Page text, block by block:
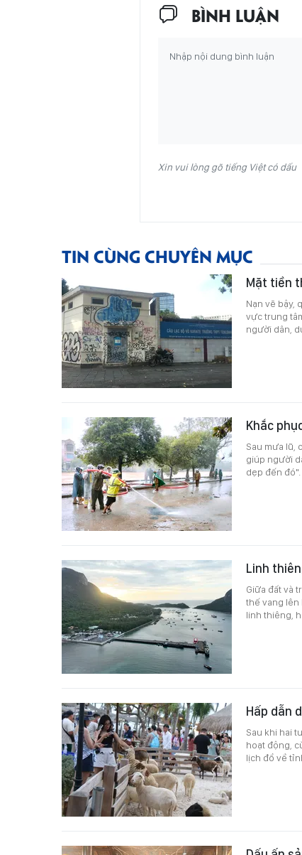
BÌNH LUẬN
Xin vui lòng gõ tiếng Việt có dấu
TIN CÙNG CHUYÊN MỤC
Mặt tiền
Nạn vẽ bậy,
vực trung
người dân,
Khắc
Sau mưa lũ,
giúp người
dẹp đến đó".
Linh
Giữa đất và
thế vang lên
linh thiêng,
Hấp dẫn
Sau khi hai
hoạt động,
lịch đổ về